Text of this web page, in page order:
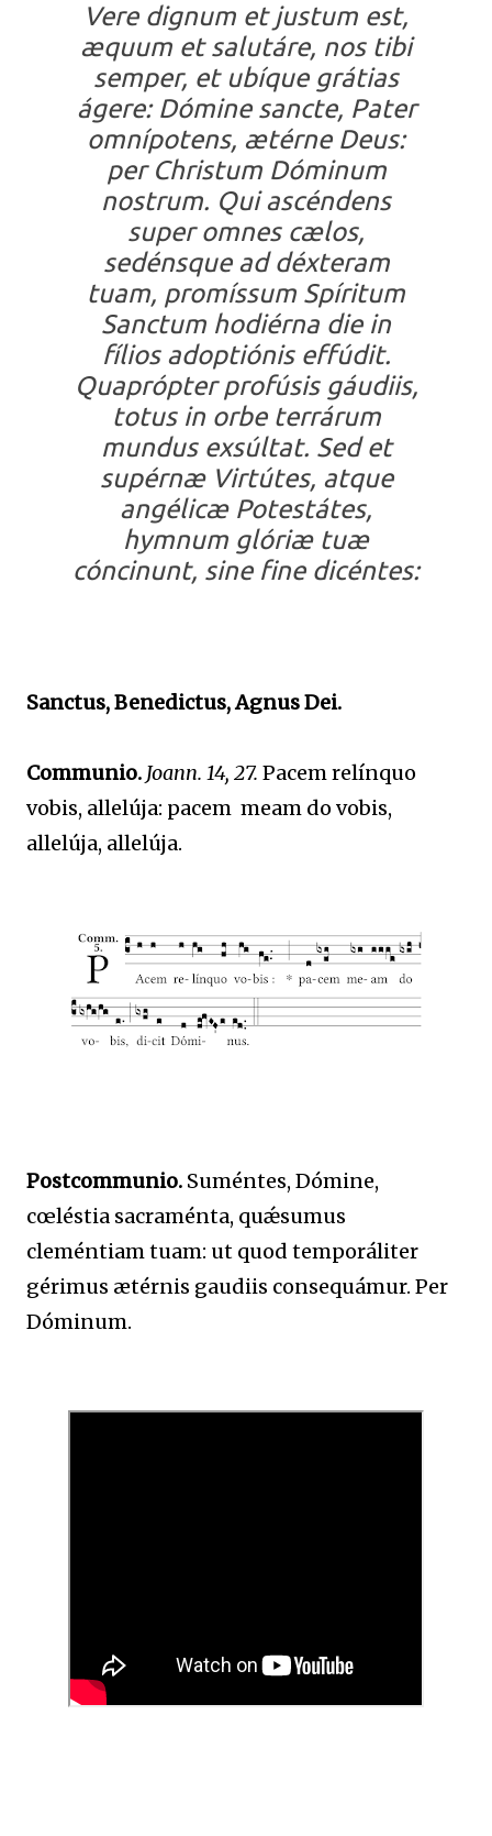
Vere dignum et justum est,
æquum et salutáre, nos tibi
semper, et ubíque grátias
ágere: Dómine sancte, Pater
omnípotens, ætérne Deus:
per Christum Dóminum
nostrum. Qui ascéndens
super omnes cælos,
sedénsque ad déxteram
tuam, promíssum Spíritum
Sanctum hodiérna die in
fílios adoptiónis effúdit.
Quaprópter profúsis gáudiis,
totus in orbe terrárum
mundus exsúltat. Sed et
supérnæ Virtútes, atque
angélicæ Potestátes,
hymnum glóriæ tuæ
cóncinunt, sine fine dicéntes:
Sanctus, Benedictus, Agnus Dei.
Communio. Joann. 14, 27. Pacem relínquo
vobis, allelúja: pacem meam do vobis,
allelúja, allelúja.
Postcommunio. Suméntes, Dómine,
cœléstia sacraménta, quǽsumus
cleméntiam tuam: ut quod temporáliter
gérimus ætérnis gaudiis consequámur. Per
Dóminum.